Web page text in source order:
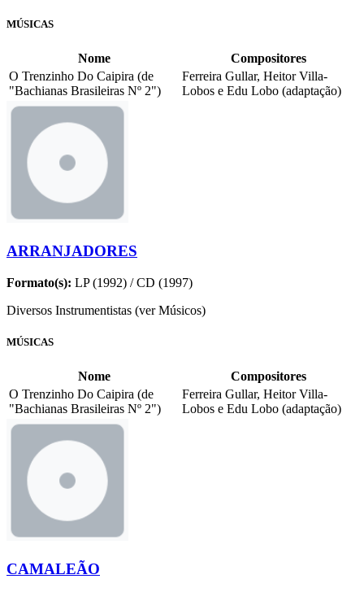
MÚSICAS
Nome
Compositores
O Trenzinho Do Caipira (de
"Bachianas Brasileiras Nº 2")
Ferreira Gullar, Heitor Villa-
Lobos e Edu Lobo (adaptação)
ARRANJADORES
Formato(s): LP (1992) / CD (1997)
Diversos Instrumentistas (ver Músicos)
MÚSICAS
Nome
Compositores
O Trenzinho Do Caipira (de
"Bachianas Brasileiras Nº 2")
Ferreira Gullar, Heitor Villa-
Lobos e Edu Lobo (adaptação)
CAMALEÃO